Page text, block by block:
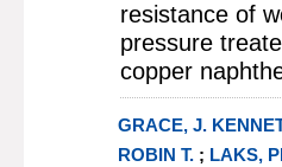
resistance of
pressure
copper
GRACE, J.
ROBIN T.; LAKS,